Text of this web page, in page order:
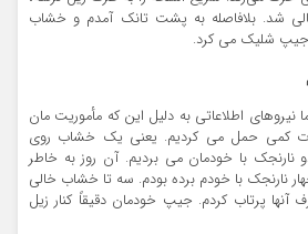
شد. بلافاصله به پشت تانک آمدم و خشاب
شلیک می کرد.
نیروهای اطلاعاتی به دلیل این که مأموریت مان
کمی حمل می کردیم. یعنی یک خشاب روی
با خودمان می بردیم. آن روز به خاطر
با خودم برده بودم. سه تا خشاب خالی
پرتاب کردم. جیپ خودمان دقیقاً کنار زیل